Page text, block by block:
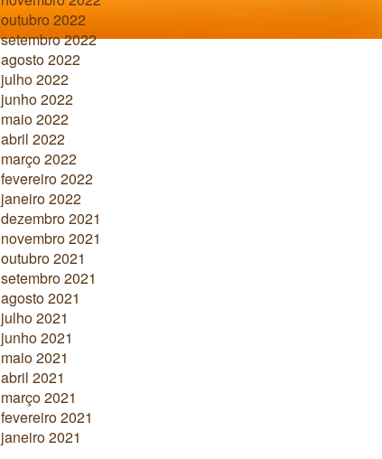
outubro 2022
setembro 2022
agosto 2022
julho 2022
junho 2022
maio 2022
abril 2022
março 2022
fevereiro 2022
janeiro 2022
dezembro 2021
novembro 2021
outubro 2021
setembro 2021
agosto 2021
julho 2021
junho 2021
maio 2021
abril 2021
março 2021
fevereiro 2021
janeiro 2021